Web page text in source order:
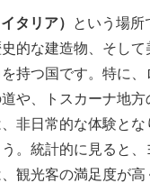
タリア）
という場所
的な建造物、そし
持つ国です。特に
や、トスカーナ地
非日常的な体験とな
。統計的に見ると
観光客の満足度が高